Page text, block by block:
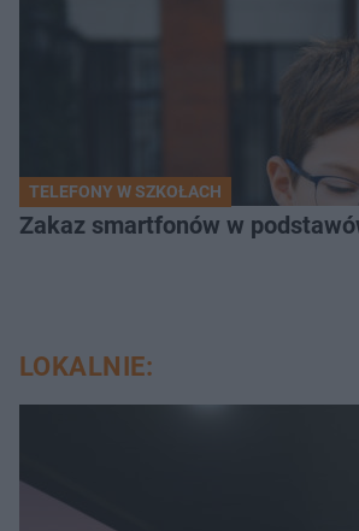
TELEFONY W SZKOŁACH
Zakaz smartfonów w
LOKALNIE: